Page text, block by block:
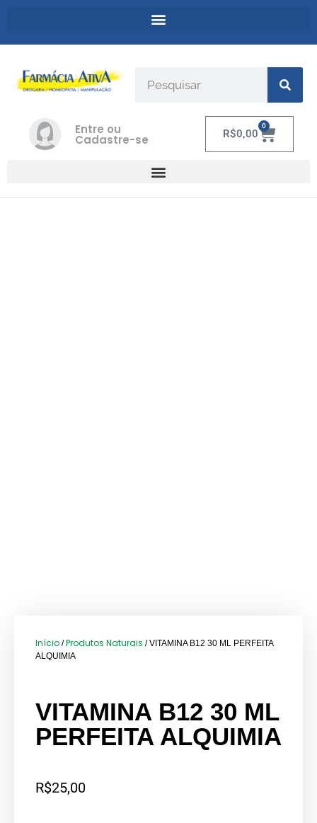
Entre ou
Cadastre-se R$0,00
0
Início /Produtos Naturais / VITAMINA B12 30 ML PERFEITA
ALQUIMIA
VITAMINA B12 30 ML
PERFEITA ALQUIMIA
R$25,00